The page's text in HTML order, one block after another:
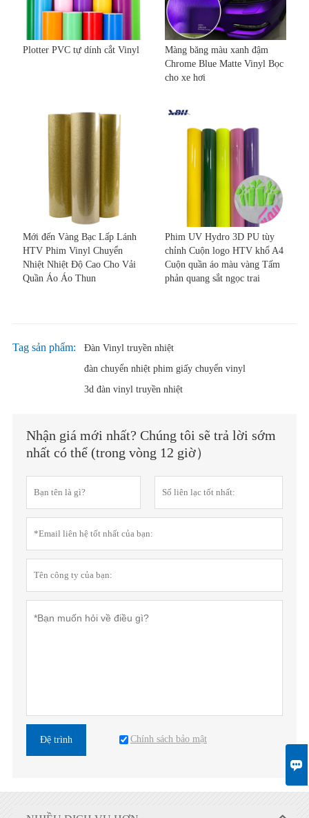

Plotter PVC tự dính cắt Vinyl
Màng băng màu xanh đậm
Chrome Blue Matte Vinyl Bọc
cho xe hơi
Mới đến Vàng Bạc Lấp Lánh
HTV Phim Vinyl Chuyển
Nhiệt Nhiệt Độ Cao Cho Vải
Quần Áo Áo Thun
Phim UV Hydro 3D PU tùy
chỉnh Cuộn logo HTV khổ A4
Cuộn quần áo màu vàng Tấm
phản quang sắt ngọc trai
Tag sản phẩm:
Đàn Vinyl truyền nhiệt
đàn chuyển nhiệt phim giấy chuyển vinyl
3d đàn vinyl truyền nhiệt
Nhận giá mới nhất? Chúng tôi sẽ trả lời sớm
nhất có thể (trong vòng 12 giờ）
Đệ trình Chính sách bảo mật